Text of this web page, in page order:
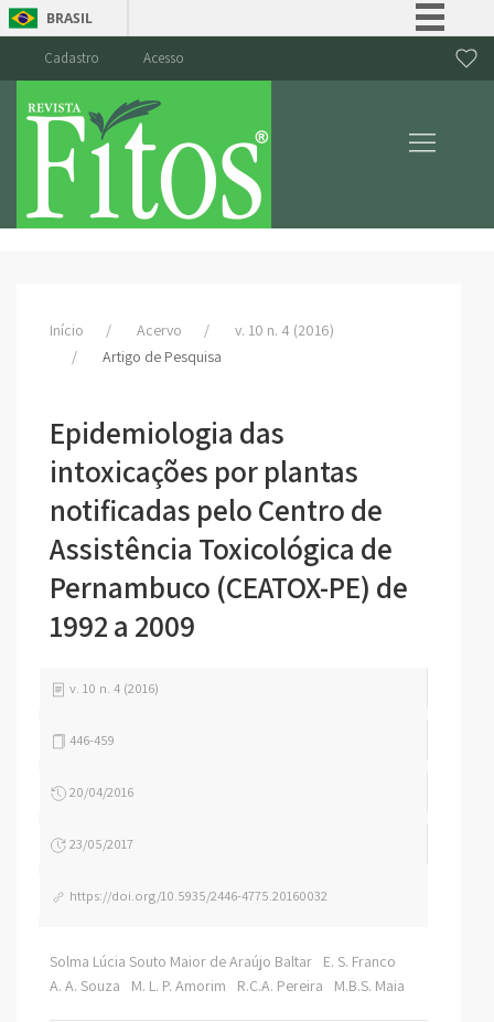
BRASIL
Canais
Cadastro Acesso
Início Acervo
v. 10 n. 4 (2016)
Artigo de Pesquisa
Epidemiologia das
intoxicações por plantas
notificadas pelo Centro de
Assistência Toxicológica de
Pernambuco (CEATOX-PE) de
1992 a 2009
v. 10 n. 4 (2016)
446-459
20/04/2016
23/05/2017
https://doi.org/10.5935/2446-4775.20160032
Solma Lúcia Souto Maior de Araújo Baltar
E. S. Franco
A. A. Souza
M. L. P. Amorim R.C.A. Pereira M.B.S. Maia